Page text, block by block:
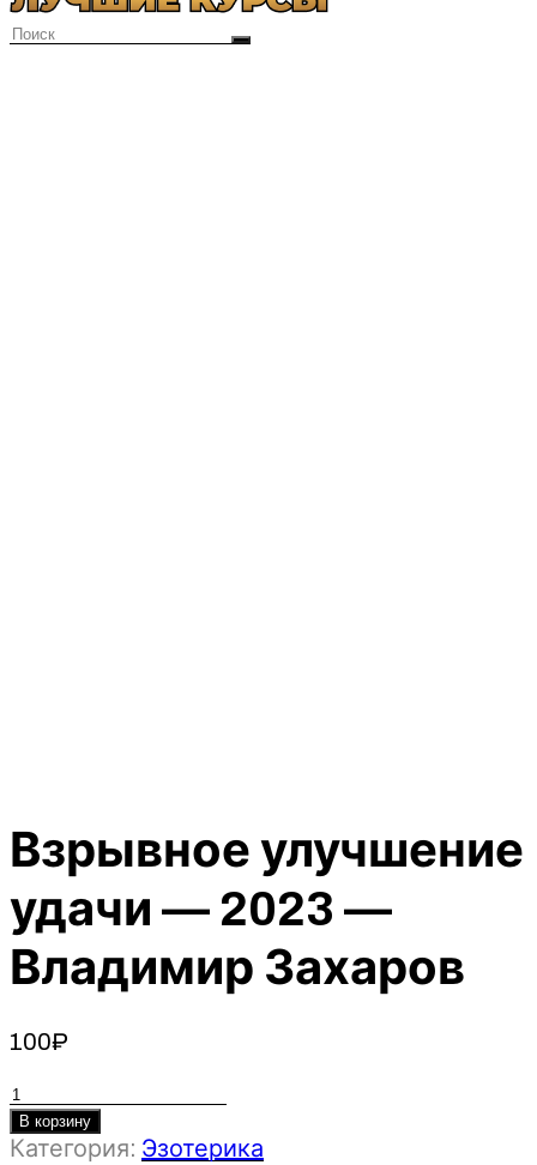
Взрывное улучшение
удачи — 2023 —
Владимир Захаров
100₽
Количество
товара
Взрывное
В корзину
Категория: Эзотерика